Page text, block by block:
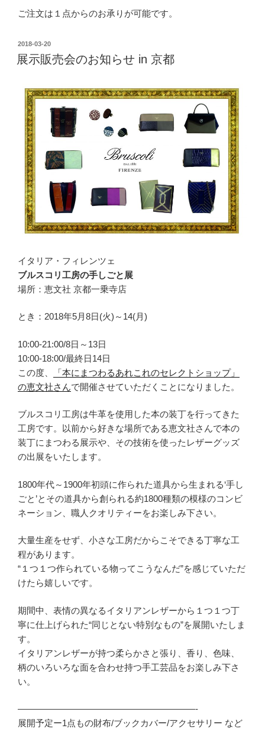
ご注文は１点からのお承りが可能です。
2018-03-20
展示販売会のお知らせ in 京都
イタリア・フィレンツェ
ブルスコリ工房の手しごと展
場所：恵文社 京都一乗寺店
とき：2018年5月8日(火)～14(月)
10:00-21:00/8日～13日
10:00-18:00/最終日14日
この度、
「本にまつわるあれこれのセレクトショップ」
の恵文社さんで開催させていただくことになりました。
ブルスコリ工房は牛革を使用した本の装丁を行ってきた
工房です。以前から好きな場所である恵文社さんで本の
装丁にまつわる展示や、その技術を使ったレザーグッズ
の出展をいたします。
1800年代～1900年初頭に作られた道具から生まれる‘手し
ごと’とその道具から創られる約1800種類の模様のコンビ
ネーション、職人クオリティーをお楽しみ下さい。
大量生産をせず、小さな工房だからこそできる丁寧な工
程があります。
“１つ１つ作られている物ってこうなんだ”を感じていただ
けたら嬉しいです。
期間中、表情の異なるイタリアンレザーから１つ１つ丁
寧に仕上げられた“同じとない特別なもの”を展開いたしま
す。
イタリアンレザーが持つ柔らかさと張り、香り、色味、
柄のいろいろな面を合わせ持つ手工芸品をお楽しみ下さ
い。
————————————————————-
展開予定ー1点もの財布/ブックカバー/アクセサリー など